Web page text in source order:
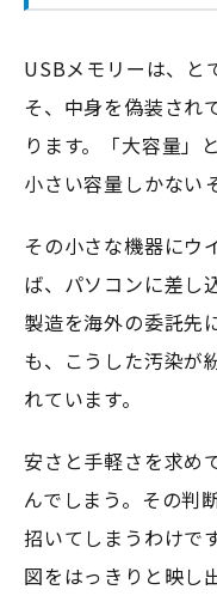
USBメモリーは、と
そ、中身を偽装され
ります。「大容量」
小さい容量しかない
その小さな機器にウ
ば、パソコンに差し
製造を海外の委託先
も、こうした汚染が
れています。
安さと手軽さを求め
んでしまう。その判
招いてしまうわけで
図をはっきりと映し